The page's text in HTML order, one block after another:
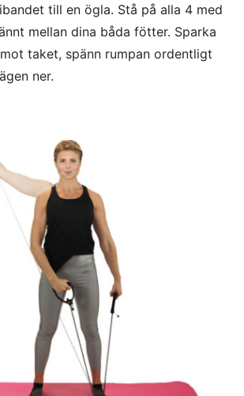
till en ögla. Stå på alla 4 med
mellan dina båda fötter. Sparka
taket, spänn rumpan ordentligt
ner.